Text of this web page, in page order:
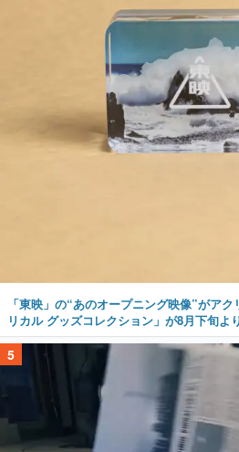
「東映」の“あのオープニング映像”がア
リカル グッズコレクション」が8月下旬よ
5